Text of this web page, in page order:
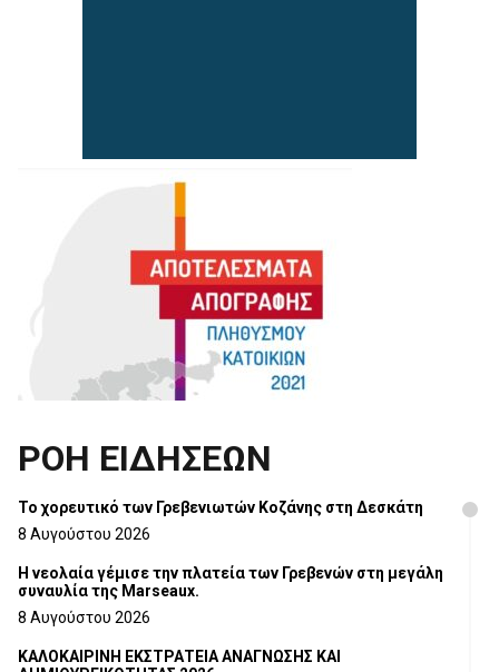
ΡΟΗ ΕΙΔΗΣΕΩΝ
Το χορευτικό των Γρεβενιωτών Κοζάνης στη Δεσκάτη
8 Αυγούστου 2026
Η νεολαία γέμισε την πλατεία των Γρεβενών στη μεγάλη
συναυλία της Marseaux.
8 Αυγούστου 2026
ΚΑΛΟΚΑΙΡΙΝΗ ΕΚΣΤΡΑΤΕΙΑ ΑΝΑΓΝΩΣΗΣ ΚΑΙ